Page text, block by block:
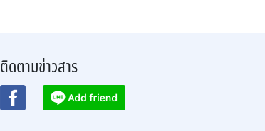
ติดตามข่าวสาร